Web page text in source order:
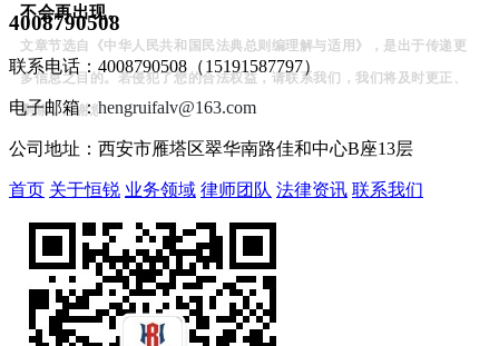
不会再出现。
文章节选自 《中华人民共和国民法典总则编理解与适用》 ， 是出于传递更
多信息之目的。若侵犯了您的合法权益，请联系我们 ，我们将及时更正 、
删除，感谢您的关注！
4008790508
联系电话：4008790508（15191587797）
电子邮箱：hengruifalv@163.com
公司地址：西安市雁塔区翠华南路佳和中心B座13层
首页 关于恒锐 业务领域 律师团队 法律资讯 联系我们